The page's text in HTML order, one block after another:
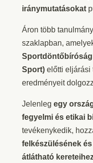
iránymutatásokat
Áron több
szaklapban,
Sport)előtti eljárási
eredményeit
Jelenleg egy
fegyelmi és etikai
tevékenykedik,
felkészülésének
átlátható